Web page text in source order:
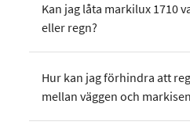
Kan jag låta markilux 1710
eller regn?
Hur kan jag förhindra att
mellan väggen och